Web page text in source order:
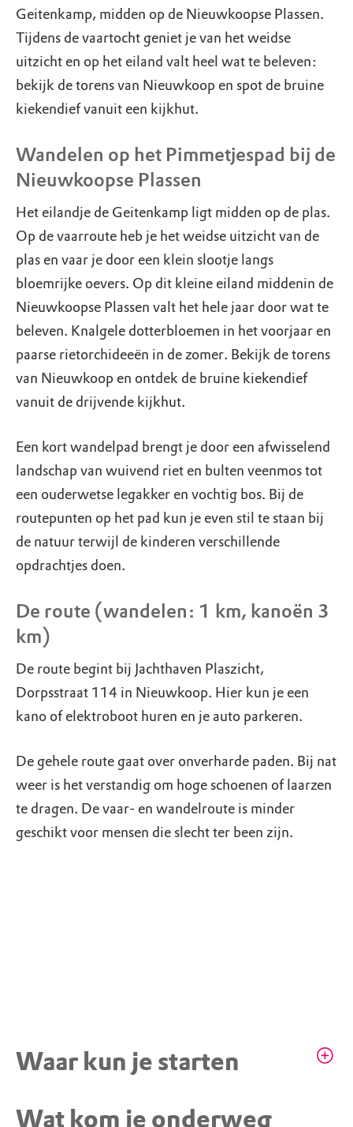
Geitenkamp, midden op de Nieuwkoopse Plassen.
Tijdens de vaartocht geniet je van het weidse
uitzicht en op het eiland valt heel wat te beleven:
bekijk de torens van Nieuwkoop en spot de bruine
kiekendief vanuit een kijkhut.
Wandelen op het Pimmetjespad bij de
Nieuwkoopse Plassen
Het eilandje de Geitenkamp ligt midden op de plas.
Op de vaarroute heb je het weidse uitzicht van de
plas en vaar je door een klein slootje langs
bloemrijke oevers. Op dit kleine eiland middenin de
Nieuwkoopse Plassen valt het hele jaar door wat te
beleven. Knalgele dotterbloemen in het voorjaar en
paarse rietorchideeën in de zomer. Bekijk de torens
van Nieuwkoop en ontdek de bruine kiekendief
vanuit de drijvende kijkhut.
Een kort wandelpad brengt je door een afwisselend
landschap van wuivend riet en bulten veenmos tot
een ouderwetse legakker en vochtig bos. Bij de
routepunten op het pad kun je even stil te staan bij
de natuur terwijl de kinderen verschillende
opdrachtjes doen.
De route (wandelen: 1 km, kanoën 3
km)
De route begint bij Jachthaven Plaszicht,
Dorpsstraat 114 in Nieuwkoop. Hier kun je een
kano of elektroboot huren en je auto parkeren.
De gehele route gaat over onverharde paden. Bij nat
weer is het verstandig om hoge schoenen of laarzen
te dragen. De vaar- en wandelroute is minder
geschikt voor mensen die slecht ter been zijn.
Waar kun je starten
STARTPUNT
Wat kom je onderweg